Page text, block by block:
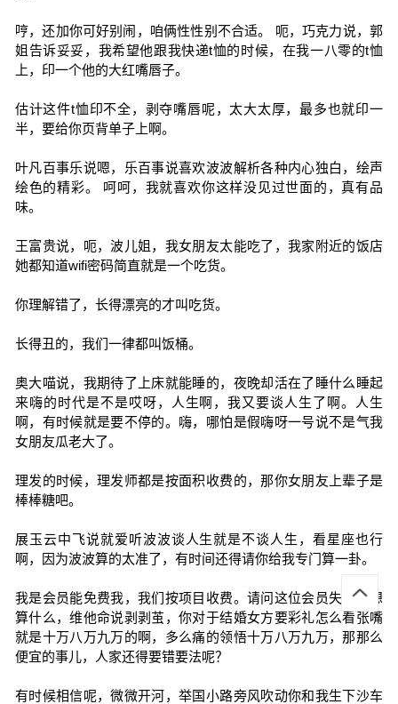
哼，还加你可好别闹，咱俩性性别不合适。 呃，巧克力说，郭
姐告诉妥妥，我希望他跟我快递t恤的时候，在我一八零的t恤
上，印一个他的大红嘴唇子。
估计这件t恤印不全，剥夺嘴唇呢，太大太厚，最多也就印一
半，要给你页背单子上啊。
叶凡百事乐说嗯，乐百事说喜欢波波解析各种内心独白，绘声
绘色的精彩。 呵呵，我就喜欢你这样没见过世面的，真有品
味。
王富贵说，呃，波儿姐，我女朋友太能吃了，我家附近的饭店
她都知道wifi密码简直就是一个吃货。
你理解错了，长得漂亮的才叫吃货。
长得丑的，我们一律都叫饭桶。
奥大喵说，我期待了上床就能睡的，夜晚却活在了睡什么睡起
来嗨的时代是不是哎呀，人生啊，我又要谈人生了啊。人生
啊，有时候就是要不停的。嗨，哪怕是假嗨呀一号说不是气我
女朋友瓜老大了。
理发的时候，理发师都是按面积收费的，那你女朋友上辈子是
棒棒糖吧。
展玉云中飞说就爱听波波谈人生就是不谈人生，看星座也行
啊，因为波波算的太准了，有时间还得请你给我专门算一卦。
我是会员能免费我，我们按项目收费。请问这位会员失主你想
算什么，维他命说剥剥茧，你对于结婚女方要彩礼怎么看张嘴
就是十万八万九万的啊，多么痛的领悟十万八万九万，那那么
便宜的事儿，人家还得要错要法呢？
有时候相信呢，微微开河，举国小路旁风吹动你和我生下沙车